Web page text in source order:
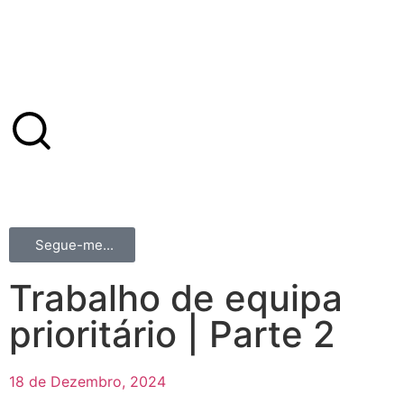
Segue-me...
Trabalho de equipa
prioritário | Parte 2
18 de Dezembro, 2024